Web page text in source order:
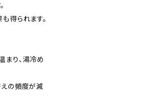
得られます。
まり､湯冷め
えの頻度が減